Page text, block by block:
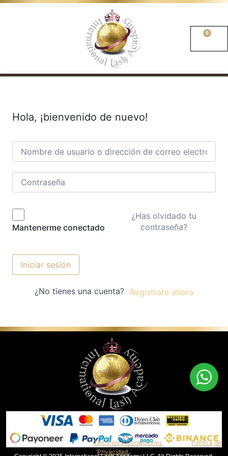
0
Hola, ¡bienvenido de nuevo!
Mantenerme conectado
¿Has olvidado tu
contraseña?
Iniciar sesión
¿No tienes una cuenta? Regístrate ahora
Al continuar, aceptas nuestrosTérminos y Condiciones y nuestraPolítica de
Privacidad .